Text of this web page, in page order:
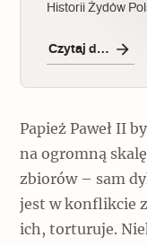
Historii Żydów
Czytaj dalej
Papież Paweł II
na ogromną
zbiorów – sam
jest w konflikcie
ich, torturuje.